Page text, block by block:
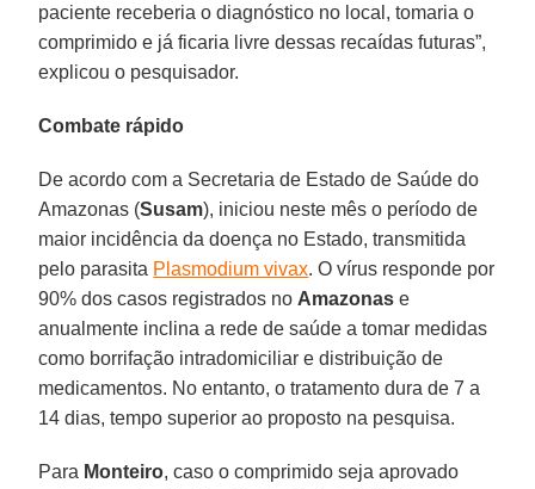
paciente receberia o diagnóstico no local, tomaria o
comprimido e já ficaria livre dessas recaídas futuras”,
explicou o pesquisador.
Combate rápido
De acordo com a Secretaria de Estado de Saúde do
Amazonas (Susam), iniciou neste mês o período de
maior incidência da doença no Estado, transmitida
pelo parasita Plasmodium vivax. O vírus responde por
90% dos casos registrados no Amazonas e
anualmente inclina a rede de saúde a tomar medidas
como borrifação intradomiciliar e distribuição de
medicamentos. No entanto, o tratamento dura de 7 a
14 dias, tempo superior ao proposto na pesquisa.
Para Monteiro, caso o comprimido seja aprovado